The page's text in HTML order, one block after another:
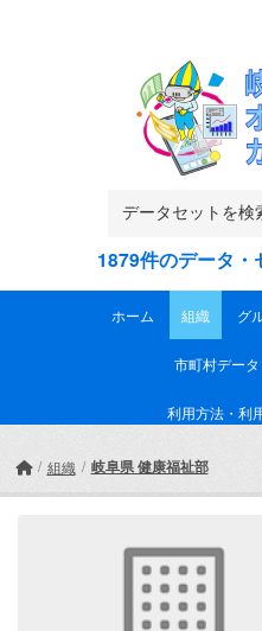
1879件のデータ
ホーム 組織 グ
市町村データ
利用方法・利
組織 岐阜県 健康福祉部